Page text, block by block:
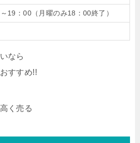
19：00（月曜のみ18：00終了）
なら
すすめ!!
く売る